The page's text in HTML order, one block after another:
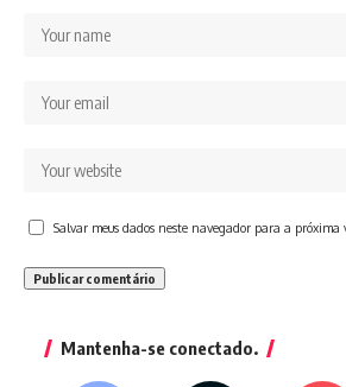
Salvar meus dados neste navegador para a próxima
Mantenha-se conectado.